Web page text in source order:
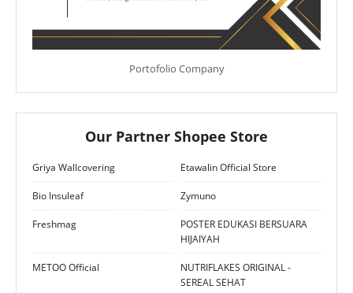
Portofolio Company
Our Partner Shopee Store
Griya Wallcovering Etawalin Official Store
Bio Insuleaf Zymuno
Freshmag
POSTER EDUKASI BERSUARA
HIJAIYAH
METOO Official
NUTRIFLAKES ORIGINAL -
SEREAL SEHAT